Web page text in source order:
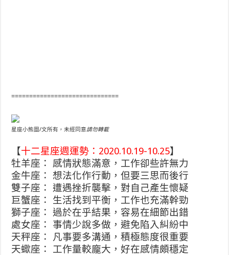
==============================
星座小熊圖/文所有，未經同意請勿轉載
【十二星座週運勢：2020.10.19-10.25】
牡羊座： 感情狀態滿意，工作卻些許無力
金牛座： 想法化作行動，但要三思而後行
雙子座： 遭遇挫折襲擊，對自己產生懷疑
巨蟹座： 生活找到平衡，工作也充滿幹勁
獅子座： 過於在乎結果，容易在細節出錯
處女座： 事情少說多做，避免陷入糾紛中
天秤座： 凡事要多溝通，積極態度很重要
天蠍座： 工作量較龐大，好在感情頗穩定